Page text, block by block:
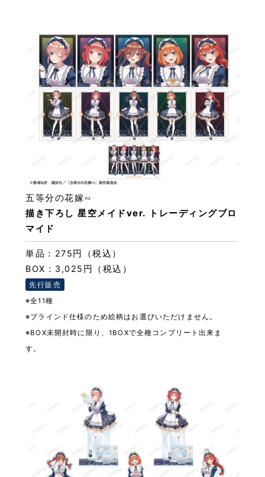
描き下ろし 星空メイドver. トレーディングブロ
マイド
五等分の花嫁∽
単品：275円（税込）
BOX：3,025円（税込）
先行販売
※全11種
※ブラインド仕様のため絵柄はお選びいただけません。
※BOX未開封時に限り、1BOXで全種コンプリート出来ま
す。